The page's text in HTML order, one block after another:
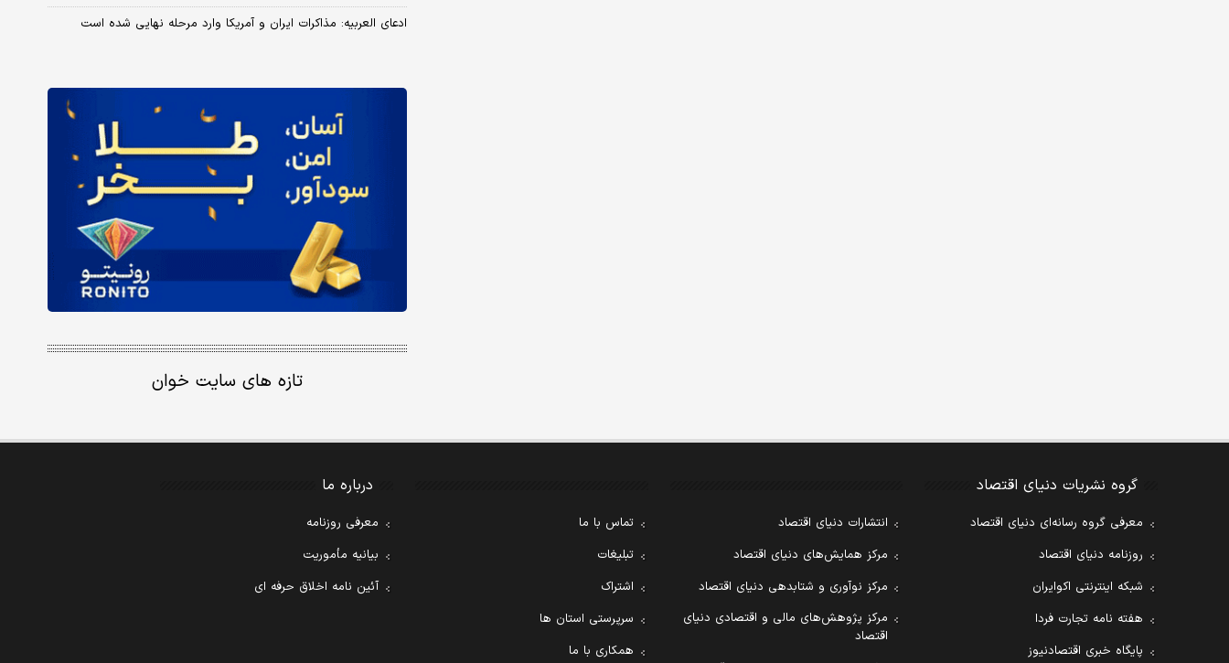
ادعای العربیه: مذاکرات ایران و آمریکا وارد مرحله نهایی شده است
تازه های سایت خوان
گروه نشریات دنیای اقتصاد
معرفی گروه رسانه‌ای دنیای اقتصاد
روزنامه دنیای اقتصاد
شبکه اینترنتی اکوایران
هفته نامه تجارت فردا
پایگاه خبری اقتصادنیوز
انتشارات دنیای اقتصاد
مرکز همایش‌های دنیای اقتصاد
مرکز نوآوری و شتابدهی دنیای اقتصاد
مرکز پژوهش‌های مالی و اقتصادی دنیای
اقتصاد
تماس با ما
تبلیغات
اشتراک
سرپرستی استان ها
همکاری با ما
درباره ما
معرفی روزنامه
بیانیه مأموریت
آئین نامه اخلاق حرفه ای